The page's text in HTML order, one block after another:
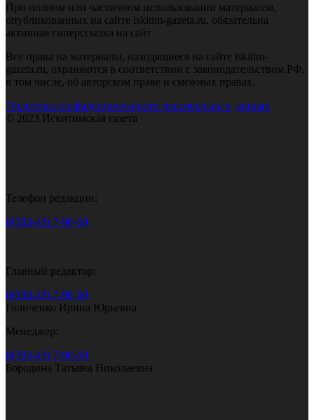
При полном или частичном использовании материалов,
опубликованных на сайте iskitim-gazeta.ru, обязательна
активная гиперссылка на сайт
Все права на материалы, находящиеся на сайте iskitim-
gazeta.ru, охраняются в соответствии с законодательством РФ,
в том числе, об авторском праве и смежных правах.
Политика конфиденциальности персональных данных
© 2023 Искитимская газета
Телефон редакции:
8(383-43) 7-90-60
Главный редактор:
8(383-43) 7-90-60
Голиченко Ирина Юрьевна
Менеджер:
8(383-43) 7-90-60
Бородина Татьяна Николаевна